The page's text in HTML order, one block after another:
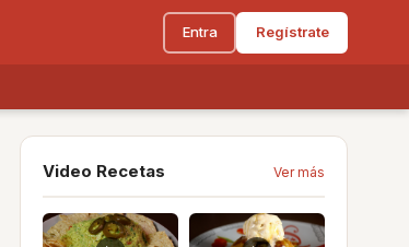
Entra Regístrate
Video Recetas Ver más